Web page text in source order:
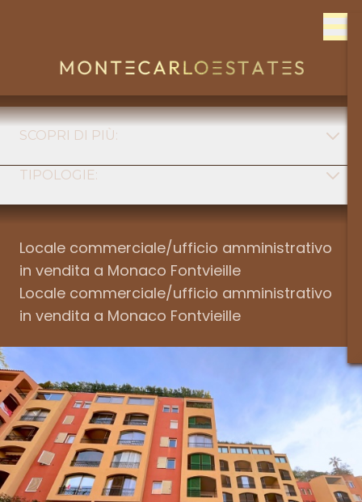
SCOPRI DI PIÙ:
MONACO
FRANCIA
ITALIE
OFF MARKET
TIPOLOGIE:
Tipologia
Quartiere
Tipo di proprietà
Prezzo
Locale commerciale/ufficio amministrativo
in vendita a Monaco Fontvieille
Locale commerciale/ufficio amministrativo
in vendita a Monaco Fontvieille